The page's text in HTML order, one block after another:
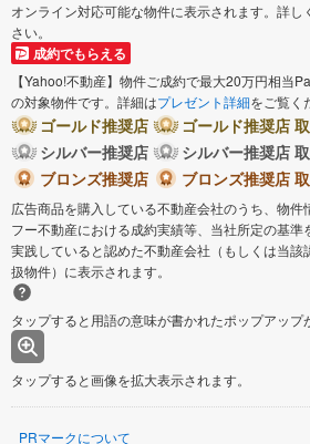
オンライン対応可能な物件に表示されます。詳し
さい。
成約でもらえる
【Yahoo!不動産】物件ご成約で最大20万円相当
の対象物件です。詳細はプレゼント詳細をご覧く
ゴールド推奨店
ゴールド推奨店
シルバー推奨店
シルバー推奨店
ブロンズ推奨店
ブロンズ推奨店
広告商品を購入している不動産会社のうち、物
フー不動産における成約実績等、当社所定の基
実践していると認めた不動産会社（もしくは当該
扱物件）に表示されます。
タップすると用語の意味が書かれたポップアップ
タップすると画像を拡大表示されます。
PRマークについて